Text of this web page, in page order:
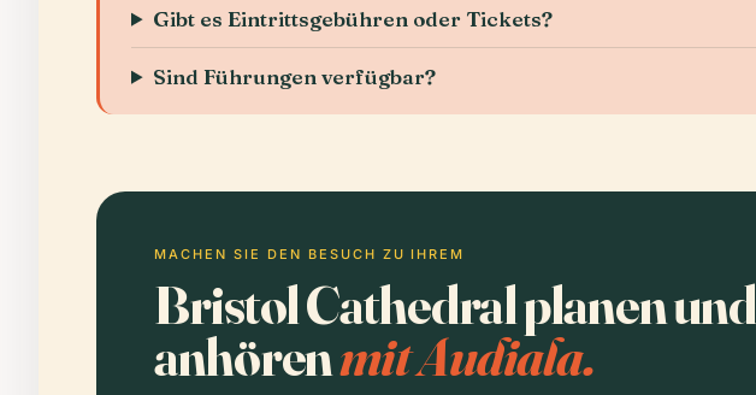
Gibt es Eintrittsgebühren oder Tickets?
Sind Führungen verfügbar?
MACHEN SIE DEN BESUCH ZU IHREM
Bristol Cathedral planen und
anhörenmit Audiala.